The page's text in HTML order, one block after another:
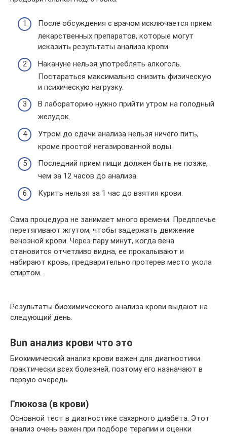
После обсуждения с врачом исключается прием
лекарственных препаратов, которые могут
исказить результаты анализа крови.
Накануне нельзя употреблять алкоголь.
Постараться максимально снизить физическую
и психическую нагрузку.
В лабораторию нужно прийти утром на голодный
желудок.
Утром до сдачи анализа нельзя ничего пить,
кроме простой негазированной воды.
Последний прием пищи должен быть не позже,
чем за 12 часов до анализа.
Курить нельзя за 1 час до взятия крови.
Сама процедура не занимает много времени. Предплечье
перетягивают жгутом, чтобы задержать движение
венозной крови. Через пару минут, когда вена
становится отчетливо видна, ее прокалывают и
набирают кровь, предварительно протерев место укола
спиртом.
Результаты биохимического анализа крови выдают на
следующий день.
Bun анализ крови что это
Биохимический анализ крови важен для диагностики
практически всех болезней, поэтому его назначают в
первую очередь.
Глюкоза (в крови)
Основной тест в диагностике сахарного диабета. Этот
анализ очень важен при подборе терапии и оценки